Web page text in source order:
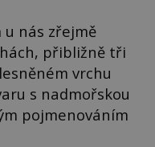
u nás zřejmě
přibližně tři
vrchu
s nadmořskou
pojmenováním